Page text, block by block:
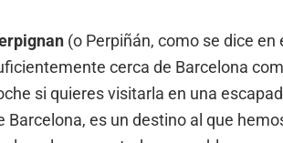
(o Perpiñán, como se dice
cerca de Barcelona
si quieres visitarla en una
Barcelona, es un destino al que